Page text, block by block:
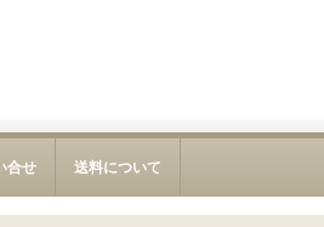
合せ 送料について